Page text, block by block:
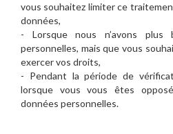
vous souhaitez limiter ce
données,
- Lorsque nous n’avons plus
personnelles, mais que vous
exercer vos droits,
- Pendant la période de
lorsque vous vous êtes
données personnelles.